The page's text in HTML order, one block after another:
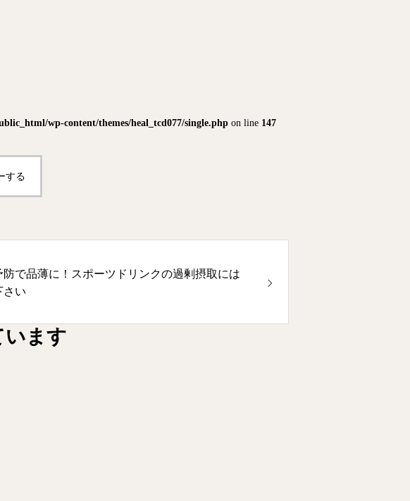
wp-content/themes/heal_tcd077/single.php on line 147
する
防で品薄に！スポーツドリンクの過剰摂取には
さい
います